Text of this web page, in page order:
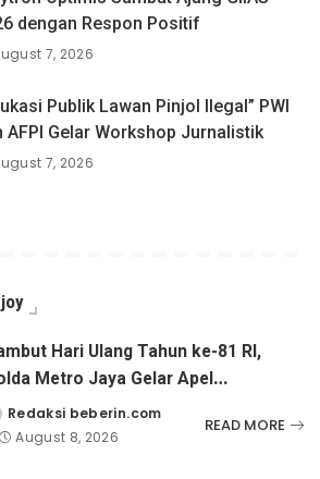
dengan Respon Positif
7, 2026
Publik Lawan Pinjol Ilegal” PWI
AFPI Gelar Workshop Jurnalistik
7, 2026
Hari Ulang Tahun ke-81 RI,
Metro Jaya Gelar Apel
Redaksi beberin.com
August 8, 2026
READ MORE